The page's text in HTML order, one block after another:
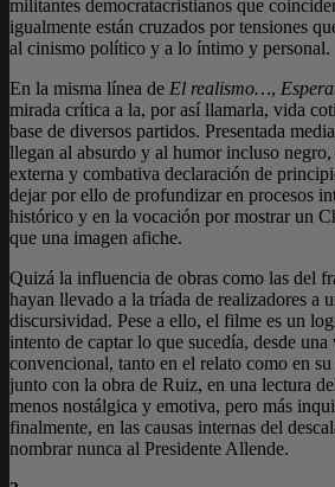
militantes democratacristianos que
igualmente están cruzados por tensiones
al cinismo político y a lo íntimo y personal.
En la misma línea de El realismo…,
mirada crítica a la, por así llamarla, vida
base de diversos partidos. Presentada
llegan al absurdo y al humor incluso negro,
externa y combativa declaración de
dejar por ello de profundizar en procesos
histórico y en la vocación por mostrar un
que una imagen afiche.
Quizá la influencia de obras como las del
hayan llevado a la tríada de realizadores a
discursividad. Pese a ello, el filme es un
intento de captar lo que sucedía, desde una
convencional, tanto en el relato como en
junto con la obra de Ruiz, en una lectura
menos nostálgica y emotiva, pero más
finalmente, en las causas internas del
nombrar nunca al Presidente Allende.